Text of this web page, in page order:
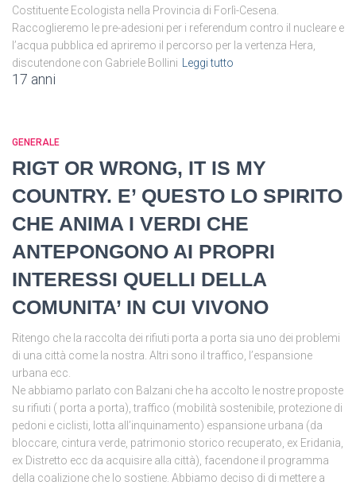
Costituente Ecologista nella Provincia di Forlì-Cesena.
Raccoglieremo le pre-adesioni per i referendum contro il nucleare e
l’acqua pubblica ed apriremo il percorso per la vertenza Hera,
discutendone con Gabriele Bollini
Leggi tutto
17 anni
GENERALE
RIGT OR WRONG, IT IS MY
COUNTRY. E’ QUESTO LO SPIRITO
CHE ANIMA I VERDI CHE
ANTEPONGONO AI PROPRI
INTERESSI QUELLI DELLA
COMUNITA’ IN CUI VIVONO
Ritengo che la raccolta dei rifiuti porta a porta sia uno dei problemi
di una città come la nostra. Altri sono il traffico, l’espansione
urbana ecc.
Ne abbiamo parlato con Balzani che ha accolto le nostre proposte
su rifiuti ( porta a porta), traffico (mobilità sostenibile, protezione di
pedoni e ciclisti, lotta all’inquinamento) espansione urbana (da
bloccare, cintura verde, patrimonio storico recuperato, ex Eridania,
ex Distretto ecc da acquisire alla città), facendone il programma
della coalizione che lo sostiene. Abbiamo deciso di di mettere a